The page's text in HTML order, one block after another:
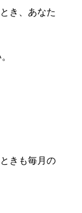
き、あなた
きも毎月の